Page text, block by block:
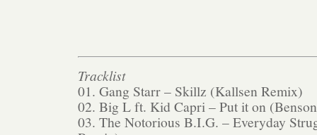
Tracklist
01. Gang Starr – Skillz (Kallsen Remix)
02. Big L ft. Kid Capri – Put it on
03. The Notorious B.I.G. – Everyday